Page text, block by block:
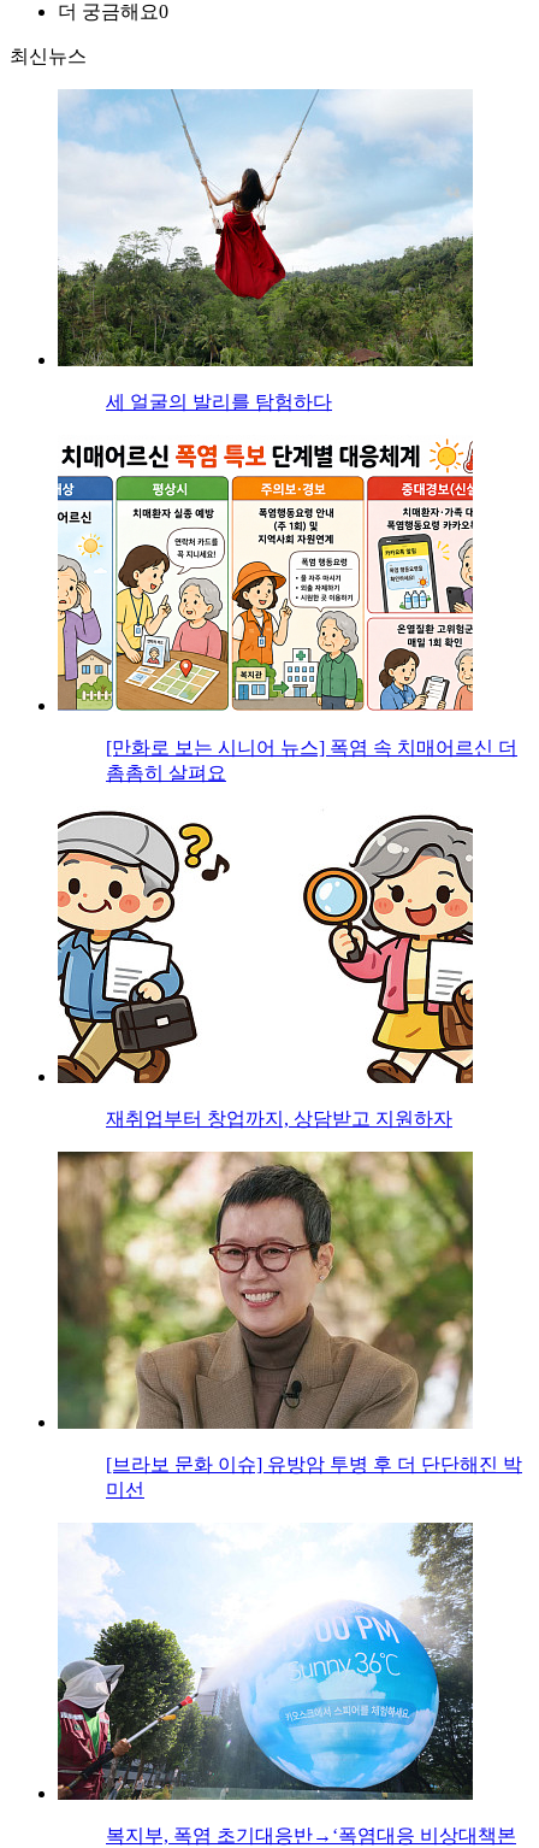
더 궁금해요0
최신뉴스
세 얼굴의 발리를 탐험하다
[만화로 보는 시니어 뉴스] 폭염 속 치매어르신 더
촘촘히 살펴요
재취업부터 창업까지, 상담받고 지원하자
[브라보 문화 이슈] 유방암 투병 후 더 단단해진 박
미선
복지부, 폭염 초기대응반→‘폭염대응 비상대책본